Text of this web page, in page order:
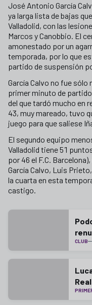
José Antonio García
ya larga lista de bajas
Valladolid, con las
Marcos y Canobbio. El
amonestado por un
temporada, por lo que
partido de suspensión
García Calvo no fue
primer minuto de
del que tardó mucho en
43, muy mareado, tuvo
juego para que saliese
El segundo equipo
Valladolid tiene 51
por 46 el F.C.
García Calvo, Luis
la cuarta en esta
castigo.
más
CLUB